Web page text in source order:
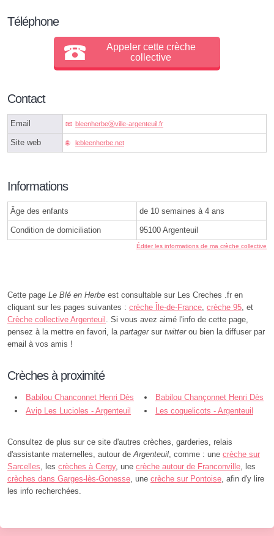
Téléphone
Appeler cette crèche
collective
Contact
Email bleenherbeⓐville-argenteuil.fr
Site web lebleenherbe.net
Informations
Âge des enfants de 10 semaines à 4 ans
Condition de domiciliation 95100 Argenteuil
Éditer les informations de ma crèche collective
Cette page Le Blé en Herbe est consultable sur Les Creches .fr en
cliquant sur les pages suivantes : crèche Île-de-France crèche 95 , et
Crèche collective Argenteuil
. Si vous avez aimé l'info de cette page,
pensez à la mettre en favori, la partagersur twitterou bien la diffuser par
email à vos amis !
Crèches à proximité
Babilou Chanconnet Henri Dès
- Argenteuil
Babilou Chançonnet Henri Dès
- Argenteuil
Avip Les Lucioles - Argenteuil Les coquelicots - Argenteuil
Consultez de plus sur ce site d'autres crèches, garderies, relais
d'assistante maternelles, autour de Argenteuil , comme : une crèche sur
Sarcelles , les crèches à Cergy, une crèche autour de Franconville , les
crèches dans Garges-lès-Gonesse , une crèche sur Pontoise , afin d'y lire
les info recherchées.